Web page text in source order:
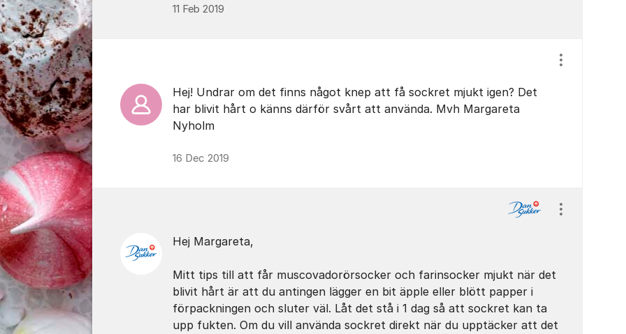
11 Feb 2019
Hej! Undrar om det finns något knep att få sockret mjukt igen? Det
har blivit hårt o känns därför svårt att använda. Mvh Margareta
Nyholm
16 Dec 2019
Visa/dölj
Hej Margareta,
Mitt tips till att får muscovadorörsocker och farinsocker mjukt när det
blivit hårt är att du antingen lägger en bit äpple eller blött papper i
förpackningen och sluter väl. Låt det stå i 1 dag så att sockret kan ta
upp fukten. Om du vill använda sockret direkt när du upptäcker att det
Visa/dölj